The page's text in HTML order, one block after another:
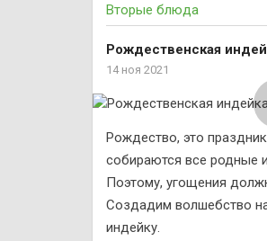
года) питательные и
Вторые блюда
Рождественская
14 ноя 2021
Рождество, это
собираются все родные
Поэтому, угощения
Создадим волшебство
индейку.